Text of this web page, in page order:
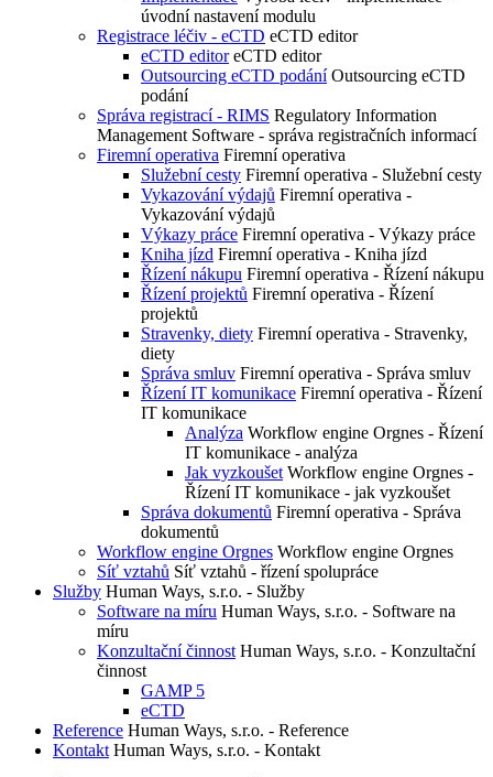
úvodní nastavení modulu
Registrace léčiv - eCTD eCTD editor
eCTD editor eCTD editor
Outsourcing eCTD podání Outsourcing eCTD
podání
Správa registrací - RIMS Regulatory Information
Management Software - správa registračních informací
Firemní operativa Firemní operativa
Služební cesty Firemní operativa - Služební cesty
Vykazování výdajů Firemní operativa -
Vykazování výdajů
Výkazy práce Firemní operativa - Výkazy práce
Kniha jízd Firemní operativa - Kniha jízd
Řízení nákupu Firemní operativa - Řízení nákupu
Řízení projektů Firemní operativa - Řízení
projektů
Stravenky, diety Firemní operativa - Stravenky,
diety
Správa smluv Firemní operativa - Správa smluv
Řízení IT komunikace Firemní operativa - Řízení
IT komunikace
Analýza Workflow engine Orgnes - Řízení
IT komunikace - analýza
Jak vyzkoušet Workflow engine Orgnes -
Řízení IT komunikace - jak vyzkoušet
Správa dokumentů Firemní operativa - Správa
dokumentů
Workflow engine Orgnes Workflow engine Orgnes
Síť vztahů Síť vztahů - řízení spolupráce
Služby Human Ways, s.r.o. - Služby
Software na míru Human Ways, s.r.o. - Software na
míru
Konzultační činnost Human Ways, s.r.o. - Konzultační
činnost
GAMP 5
eCTD
Reference Human Ways, s.r.o. - Reference
Kontakt Human Ways, s.r.o. - Kontakt